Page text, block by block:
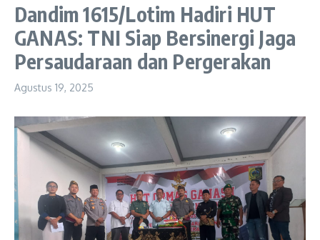
Dandim 1615/Lotim Hadiri HUT
GANAS: TNI Siap Bersinergi Jaga
Persaudaraan dan Pergerakan
Agustus 19, 2025